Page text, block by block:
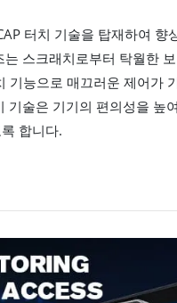
터치 기술을 탑재하여 향
스크래치로부터 탁월한
기능으로 매끄러운 제어가
기술은 기기의 편의성을 높
합니다.